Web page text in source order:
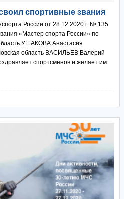
спортивные звания
России от 28.12.2020 г. № 135
«Мастер спорта России» по
УШАКОВА Анастасия
область ВАСИЛЬЕВ Валерий
спортсменов и желает им